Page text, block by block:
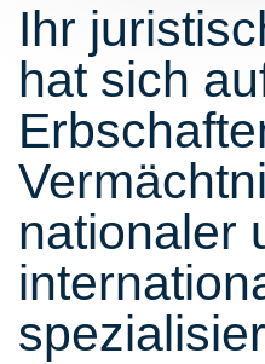
Ihr
hat sich
nationaler